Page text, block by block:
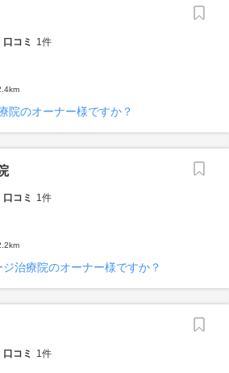
口コミ 1件
院のオーナー様ですか？
口コミ 1件
治療院のオーナー様ですか？
口コミ 1件